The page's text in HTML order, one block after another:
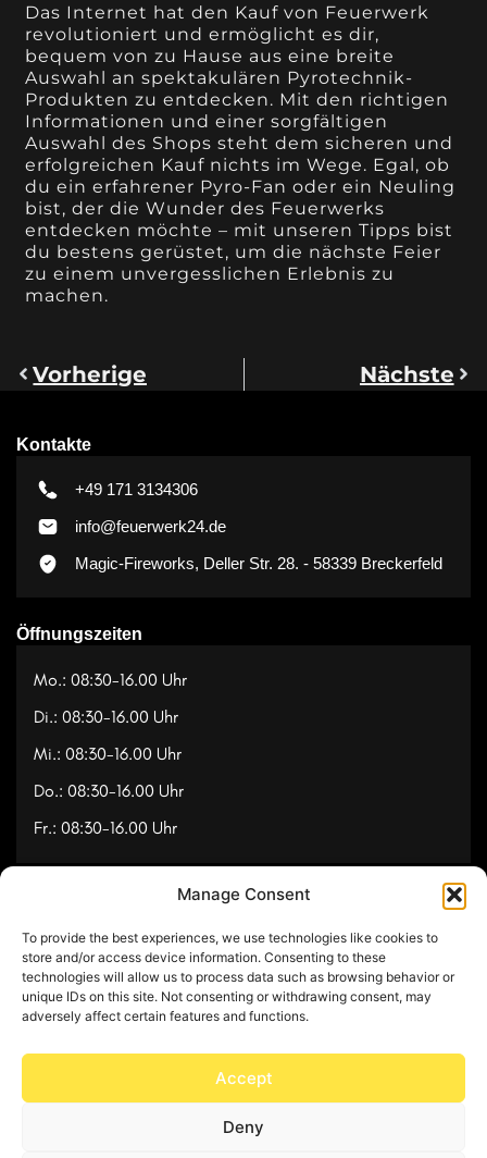
Manage Consent
To provide the best experiences, we use technologies like cookies to
store and/or access device information. Consenting to these
technologies will allow us to process data such as browsing behavior or
unique IDs on this site. Not consenting or withdrawing consent, may
adversely affect certain features and functions.
Accept
Deny
Das Internet hat den Kauf von Feuerwerk
revolutioniert und ermöglicht es dir,
bequem von zu Hause aus eine breite
Auswahl an spektakulären Pyrotechnik-
Produkten zu entdecken. Mit den richtigen
Informationen und einer sorgfältigen
Auswahl des Shops steht dem sicheren und
erfolgreichen Kauf nichts im Wege. Egal, ob
du ein erfahrener Pyro-Fan oder ein Neuling
bist, der die Wunder des Feuerwerks
entdecken möchte – mit unseren Tipps bist
du bestens gerüstet, um die nächste Feier
zu einem unvergesslichen Erlebnis zu
machen.
Vorherige Nächste
Kontakte
+49 171 3134306
info@feuerwerk24.de
Magic-Fireworks, Deller Str. 28. - 58339 Breckerfeld
Öffnungszeiten
Mo.: 08:30-16.00 Uhr
Di.: 08:30-16.00 Uhr
Mi.: 08:30-16.00 Uhr
Do.: 08:30-16.00 Uhr
Fr.: 08:30-16.00 Uhr
Referenzen
Videos
Über uns
Kontakt